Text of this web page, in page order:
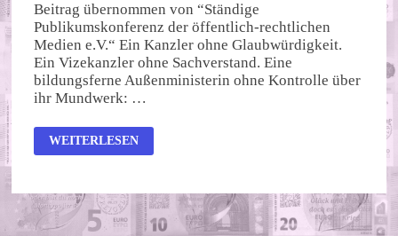
Beitrag übernommen von “Ständige
Publikumskonferenz der öffentlich-rechtlichen
Medien e.V.“ Ein Kanzler ohne Glaubwürdigkeit.
Ein Vizekanzler ohne Sachverstand. Eine
bildungsferne Außenministerin ohne Kontrolle über
ihr Mundwerk: …
KRIEGSKABINET
SCHOLZ
WEITERLESEN